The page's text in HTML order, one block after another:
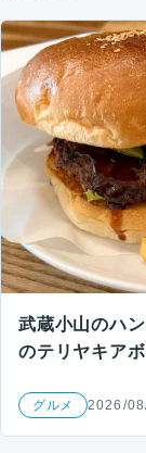
武蔵小山のハ
のテリヤキア
グルメ 2026/